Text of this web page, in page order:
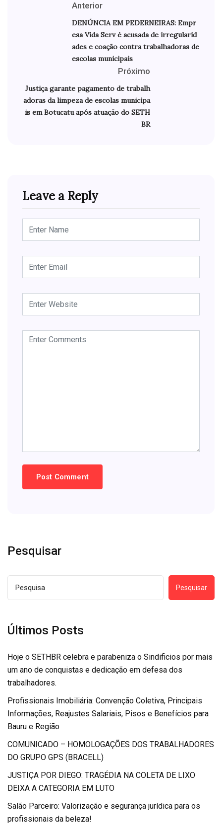
Anterior
DENÚNCIA EM PEDERNEIRAS: Empr
esa Vida Serv é acusada de irregularid
ades e coação contra trabalhadoras de
escolas municipais
Próximo
Justiça garante pagamento de trabalh
adoras da limpeza de escolas municipa
is em Botucatu após atuação do SETH
BR
Leave a Reply
Pesquisar
Pesquisar
Últimos Posts
Hoje o SETHBR celebra e parabeniza o Sindificios por mais
um ano de conquistas e dedicação em defesa dos
trabalhadores.
Profissionais Imobiliária: Convenção Coletiva, Principais
Informações, Reajustes Salariais, Pisos e Benefícios para
Bauru e Região
COMUNICADO – HOMOLOGAÇÕES DOS TRABALHADORES
DO GRUPO GPS (BRACELL)
JUSTIÇA POR DIEGO: TRAGÉDIA NA COLETA DE LIXO
DEIXA A CATEGORIA EM LUTO
Salão Parceiro: Valorização e segurança jurídica para os
profissionais da beleza!